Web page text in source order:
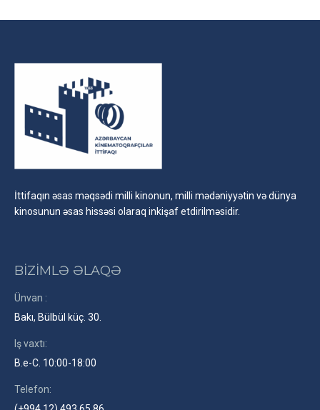
İttifaqın əsas məqsədi milli kinonun, milli mədəniyyətin və dünya
kinosunun əsas hissəsi olaraq inkişaf etdirilməsidir.
BİZİMLƏ ƏLAQƏ
Ünvan :
Bakı, Bülbül küç. 30.
Iş vaxtı:
B.e-C. 10:00-18:00
Telefon: